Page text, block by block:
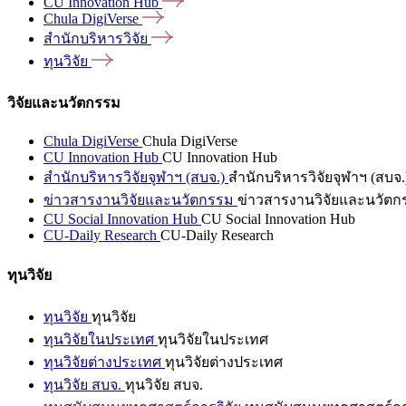
Chula DigiVerse
สำนักบริหารวิจัย
ทุนวิจัย
วิจัยและนวัตกรรม
Chula DigiVerse Chula DigiVerse
CU Innovation Hub CU Innovation Hub
สำนักบริหารวิจัยจุฬาฯ (สบจ.) สำนักบริหารวิจัยจุฬาฯ (สบจ
ข่าวสารงานวิจัยและนวัตกรรม ข่าวสารงานวิจัยและนวัตก
CU Social Innovation Hub CU Social Innovation Hub
CU-Daily Research CU-Daily Research
ทุนวิจัย
ทุนวิจัย ทุนวิจัย
ทุนวิจัยในประเทศ ทุนวิจัยในประเทศ
ทุนวิจัยต่างประเทศ ทุนวิจัยต่างประเทศ
ทุนวิจัย สบจ. ทุนวิจัย สบจ.